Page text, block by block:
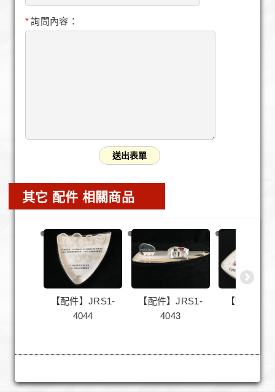
*詢問內容：
其它 配件 相關商品
【配件】JRS1-
4044
【配件】JRS1-
4043
【配件】